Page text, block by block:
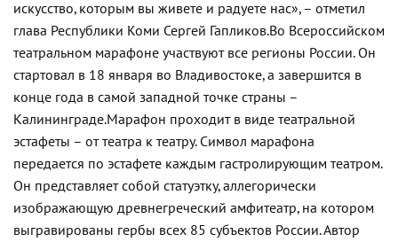
искусство, которым вы живете и радуете нас», – отметил
глава Республики Коми Сергей Гапликов.Во Всероссийском
театральном марафоне участвуют все регионы России. Он
стартовал в 18 января во Владивостоке, а завершится в
конце года в самой западной точке страны –
Калининграде.Марафон проходит в виде театральной
эстафеты – от театра к театру. Символ марафона
передается по эстафете каждым гастролирующим театром.
Он представляет собой статуэтку, аллегорически
изображающую древнегреческий амфитеатр, на котором
выгравированы гербы всех 85 субъектов России. Автор